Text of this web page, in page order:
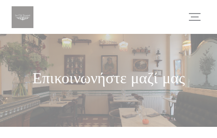
Πίνακας διαχείρισης "Μπισκότων" (Cookies)
Επικοινωνήστε μαζί μας